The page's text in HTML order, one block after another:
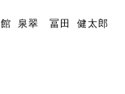
館 泉翠 冨田 健太郎